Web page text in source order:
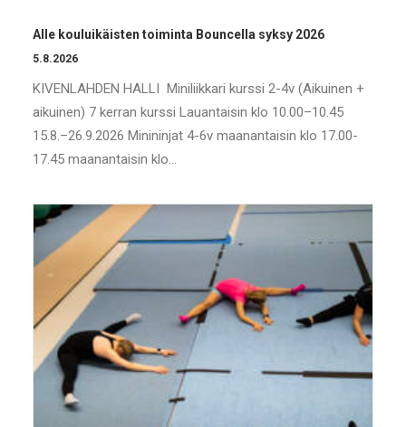
Alle kouluikäisten toiminta Bouncella syksy 2026
5.8.2026
KIVENLAHDEN HALLI Miniliikkari kurssi 2-4v (Aikuinen +
aikuinen) 7 kerran kurssi Lauantaisin klo 10.00–10.45
15.8.–26.9.2026 Minininjat 4-6v maanantaisin klo 17.00-
17.45 maanantaisin klo…